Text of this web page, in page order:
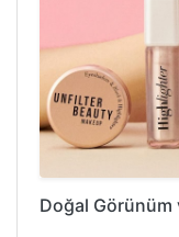
Doğal Görünüm